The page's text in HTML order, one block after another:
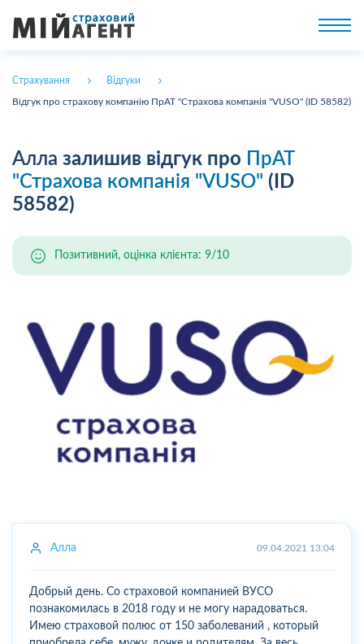
Страхування Відгуки
Відгук про страхову компанію ПрАТ "Страхова компанія "VUSO" (ID 58582)
Алла залишив відгук про
ПрАТ
"Страхова компанія "VUSO" (ID
58582)
Позитивний, оцінка клієнта: 9/10
Алла 09.04.2021 13:04
Добрый день. Со страховой компанией ВУСО
познакомилась в 2018 году и не могу нарадоваться.
Имею страховой полюс от 150 заболеваний , который